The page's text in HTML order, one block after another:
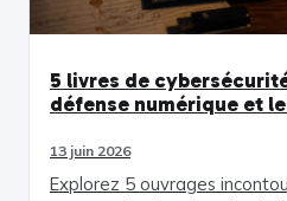
5 livres de
défense numérique et
13 juin 2026
Explorez 5 ouvrages